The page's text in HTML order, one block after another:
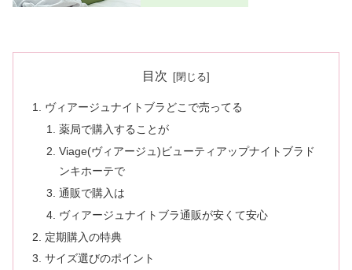
目次
ヴィアージュナイトブラどこで売ってる
薬局で購入することが
Viage(ヴィアージュ)ビューティアップナイトブラド
ンキホーテで
通販で購入は
ヴィアージュナイトブラ通販が安くて安心
定期購入の特典
サイズ選びのポイント